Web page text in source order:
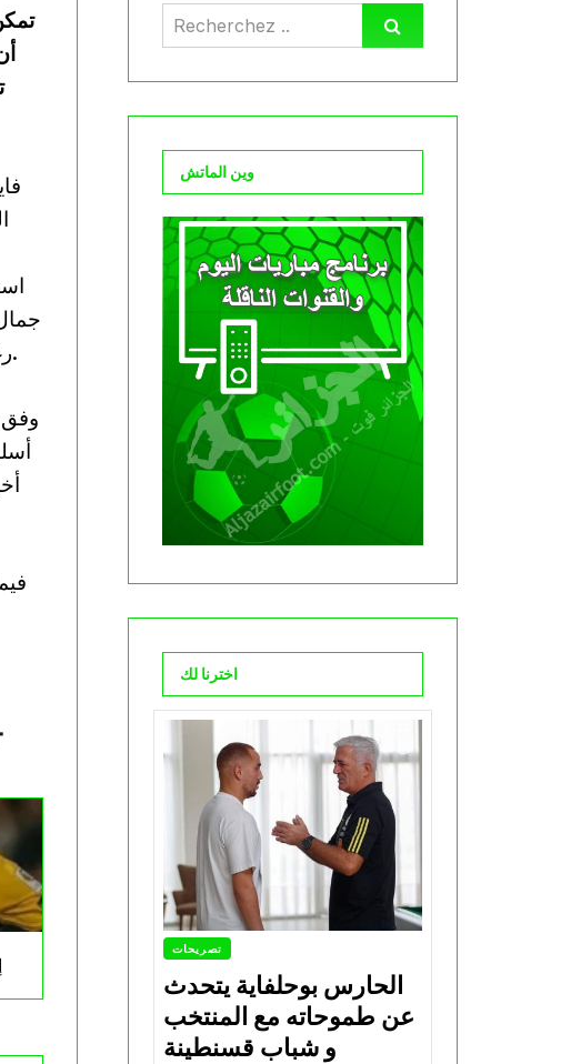
رغم مشكلات مركز الظهير الأيمن في المنتخب الجزائري.
وفق
وين الماتش
اخترنا لك
تصريحات
الحارس بوحلفاية يتحدث
عن طموحاته مع المنتخب
و شباب قسنطينة